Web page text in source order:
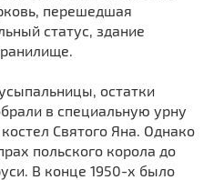
перешедшая
статус, здание
остатки
в специальную урну
Святого Яна. Однако
польского корола до
В конце 1950-х было